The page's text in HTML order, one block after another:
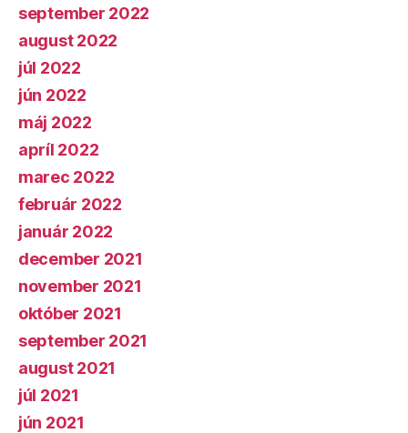
september 2022
august 2022
júl 2022
jún 2022
máj 2022
apríl 2022
marec 2022
február 2022
január 2022
december 2021
november 2021
október 2021
september 2021
august 2021
júl 2021
jún 2021